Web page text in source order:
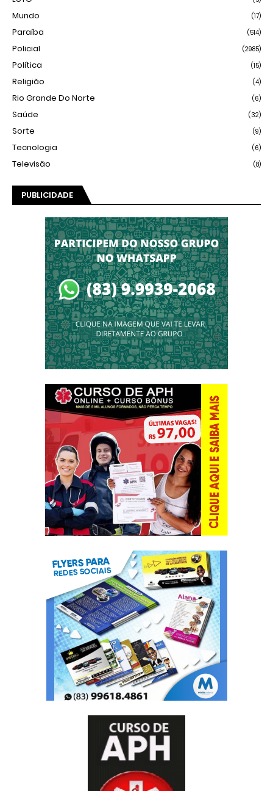
Mundo (17)
Paraíba (514)
Policial (2985)
Política (15)
Religião (4)
Rio Grande Do Norte (6)
Saúde (32)
Sorte (9)
Tecnologia (6)
Televisão (8)
PUBLICIDADE